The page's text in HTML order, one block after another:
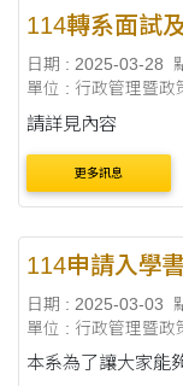
114轉系面試
日期 : 2025-03-28
單位 : 行政管理暨政
請詳見內容
更多訊息
114申請入學
日期 : 2025-03-03
單位 : 行政管理暨政
本系為了讓大家能